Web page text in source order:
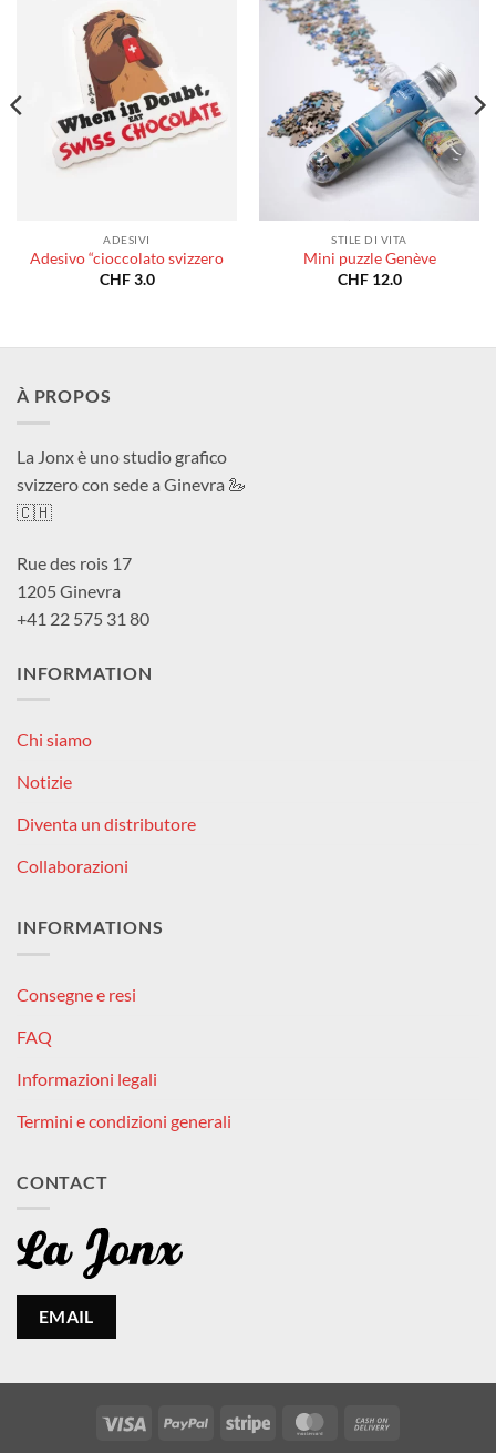
ADESIVI
Adesivo “cioccolato svizzero
CHF3.0
STILE DI VITA
Mini puzzle Genève
CHF12.0
À PROPOS
La Jonx è uno studio grafico
svizzero con sede a Ginevra 🦢
🇨🇭
Rue des rois 17
1205 Ginevra
+41 22 575 31 80
INFORMATION
Chi siamo
Notizie
Diventa un distributore
Collaborazioni
INFORMATIONS
Consegne e resi
FAQ
Informazioni legali
Termini e condizioni generali
CONTACT
EMAIL
Visa PayPal Stripe MasterCard